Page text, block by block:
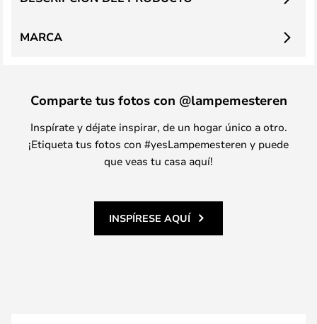
MARCA
Comparte tus fotos con @lampemesteren
Inspírate y déjate inspirar, de un hogar único a otro.
¡Etiqueta tus fotos con #yesLampemesteren y puede
que veas tu casa aquí!
INSPÍRESE AQUÍ